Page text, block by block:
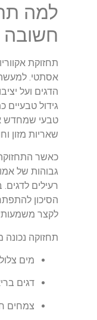
למה
חשובה
תחזוקת
אסתטי.
הדגים ועל
גידול טבעיים
טבעי שמחדש
שאריות מזון
כאשר
גבוהות של
רעילים
הסיכון
לקצר
תחזוקה
מים
דגים
צמחים